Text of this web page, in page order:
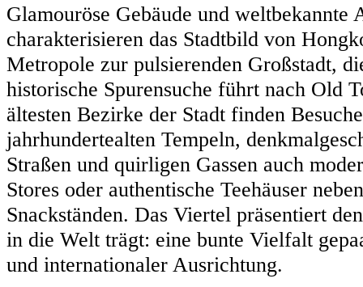
Glamouröse Gebäude und weltbekannte
charakterisieren das Stadtbild von
Metropole zur pulsierenden Großstadt,
historische Spurensuche führt nach Old
ältesten Bezirke der Stadt finden
jahrhundertealten Tempeln,
Straßen und quirligen Gassen auch
Stores oder authentische Teehäuser
Snackständen. Das Viertel präsentiert
in die Welt trägt: eine bunte Vielfalt
und internationaler Ausrichtung.